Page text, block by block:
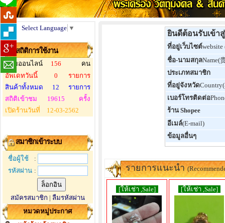
Select Language ▼
สถิติการใช้งาน
ผู้ชมออนไลน์ 156
คน
อัพเดทวันนี้
0
รายการ
สินค้าทั้งหมด
12
รายการ
สถิติเข้าชม
19615
ครั้ง
เปิดร้านวันที่
12-03-2562
สมาชิกเข้าระบบ
ชื่อผู้ใช้
:
รหัสผ่าน :
สมัครสมาชิก | ลืมรหัสผ่าน
หมวดหมู่ประกาศ
ยินดีต้อนรับเข้า
ที่อยู่เว็บไซต์website
ชื่อ-นามสกุลName(
ประเภทสมาชิก
ที่อยู่จังหวัด
เบอร์โทรติดต่อ
ร้าน Shopee
อีเมล์(E-mail)
ข้อมูลอื่นๆ
รายการแนะนำ
[ให้เช่า ,Sale] [ให้เช่า ,Sale]